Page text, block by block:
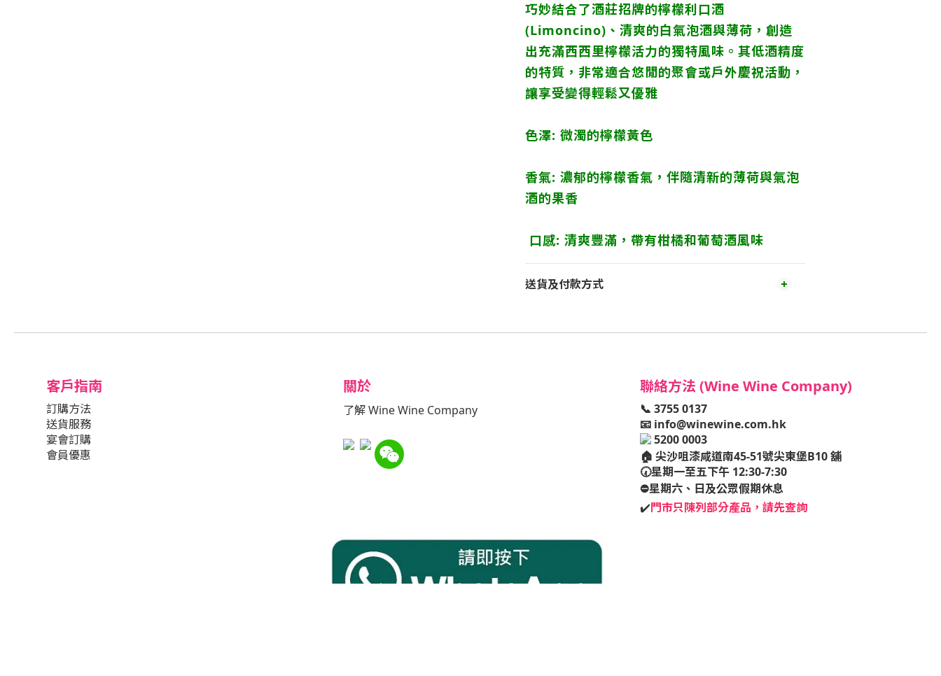
巧妙結合了酒莊招牌的檸檬利口酒
(Limoncino)、清爽的白氣泡酒與薄荷，創造
出充滿西西里檸檬活力的獨特風味。其低酒精度
的特質，非常適合悠閒的聚會或戶外慶祝活動，
讓享受變得輕鬆又優雅
色澤: 微濁的檸檬黃色
香氣: 濃郁的檸檬香氣，伴隨清新的薄荷與氣泡
酒的果香
口感: 清爽豐滿，帶有柑橘和葡萄酒風味
送貨及付款方式
客戶指南
訂購方法
送貨服務
宴會訂購
會員優惠
關於
了解 Wine Wine Company
聯絡方法 (Wine Wine Company)
📞 3755 0137
📧 info@winewine.com.hk
5200 0003
🏠 尖沙咀漆咸道南45-51號尖東堡B10 舖
🕢星期一至五下午 12:30-7:30
⛔️星期六、日及公眾假期休息
✔️門市只陳列部分產品，請先查詢